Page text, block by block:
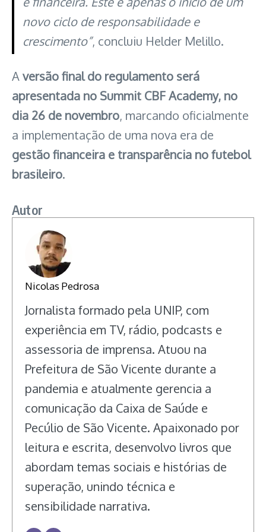
novo ciclo de responsabilidade e
crescimento”, concluiu Helder Melillo.
A versão final do regulamento será
apresentada no Summit CBF Academy, no
dia 26 de novembro, marcando oficialmente
a implementação de uma nova era de
gestão financeira e transparência no futebol
brasileiro.
Autor
Nicolas Pedrosa
Jornalista formado pela UNIP, com
experiência em TV, rádio, podcasts e
assessoria de imprensa. Atuou na
Prefeitura de São Vicente durante a
pandemia e atualmente gerencia a
comunicação da Caixa de Saúde e
Pecúlio de São Vicente. Apaixonado por
leitura e escrita, desenvolvo livros que
abordam temas sociais e histórias de
superação, unindo técnica e
sensibilidade narrativa.